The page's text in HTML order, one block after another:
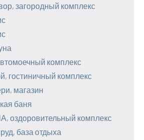
загородный комплекс
комплекс
гостиничный комплекс
магазин
баня
оздоровительный комплекс
база отдыха